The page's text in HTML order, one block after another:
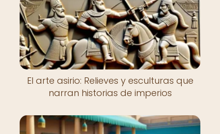
El arte asirio: Relieves y esculturas que
narran historias de imperios